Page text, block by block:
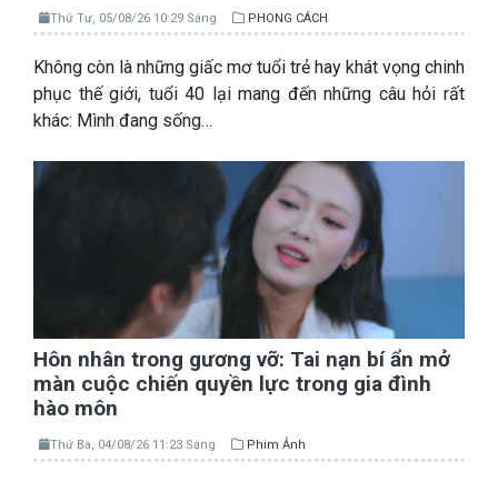
Thứ Tư, 05/08/26 10:29 Sáng PHONG CÁCH
Không còn là những giấc mơ tuổi trẻ hay khát vọng chinh
phục thế giới, tuổi 40 lại mang đến những câu hỏi rất
khác: Mình đang sống…
Hôn nhân trong gương vỡ: Tai nạn bí ẩn mở
màn cuộc chiến quyền lực trong gia đình
hào môn
Thứ Ba, 04/08/26 11:23 Sáng Phim Ảnh